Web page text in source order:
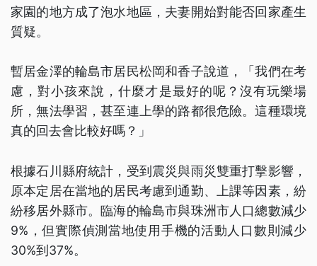
家園的地方成了泡水地區，夫妻開始對能否回家產生
質疑。
暫居金澤的輪島市居民松岡和香子說道，「我們在考
慮，對小孩來說，什麼才是最好的呢？沒有玩樂場
所，無法學習，甚至連上學的路都很危險。這種環境
真的回去會比較好嗎？」
根據石川縣府統計，受到震災與雨災雙重打擊影響，
原本定居在當地的居民考慮到通勤、上課等因素，紛
紛移居外縣市。臨海的輪島市與珠洲市人口總數減少
9%，但實際偵測當地使用手機的活動人口數則減少
30%到37%。